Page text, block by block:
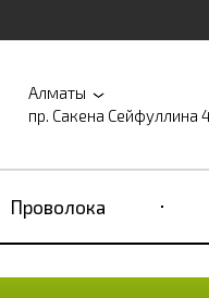
Алматы
пр. Сакена Сейфуллина
Проволока